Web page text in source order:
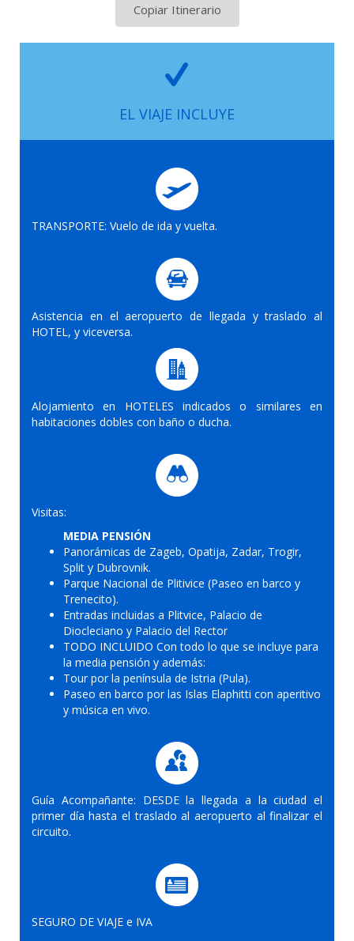
Copiar Itinerario
EL VIAJE INCLUYE
TRANSPORTE: Vuelo de ida y vuelta.
Asistencia en el aeropuerto de llegada y traslado al
HOTEL, y viceversa.
Alojamiento en HOTELES indicados o similares en
habitaciones dobles con baño o ducha.
Visitas:
MEDIA PENSIÓN
Panorámicas de Zageb, Opatija, Zadar, Trogir,
Split y Dubrovnik.
Parque Nacional de Plitivice (Paseo en barco y
Trenecito).
Entradas incluidas a Plitvice, Palacio de
Diocleciano y Palacio del Rector
TODO INCLUIDO Con todo lo que se incluye para
la media pensión y además:
Tour por la península de Istria (Pula).
Paseo en barco por las Islas Elaphitti con aperitivo
y música en vivo.
Guía Acompañante: DESDE la llegada a la ciudad el
primer día hasta el traslado al aeropuerto al finalizar el
circuito.
SEGURO DE VIAJE e IVA